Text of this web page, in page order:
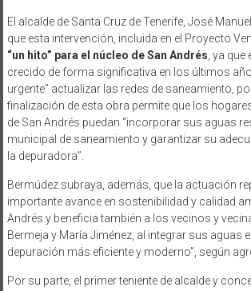
El alcalde de Santa Cruz de Tenerife, José
que esta intervención, incluida en el Proyecto
“un hito” para el núcleo de San Andrés , ya
crecido de forma significativa en los últimos
urgente” actualizar las redes de saneamiento,
finalización de esta obra permite que los
de San Andrés puedan “incorporar sus aguas
municipal de saneamiento y garantizar su
la depuradora”.
Bermúdez subraya, además, que la actuación
importante avance en sostenibilidad y calidad
Andrés y beneficia también a los vecinos y
Bermeja y María Jiménez, al integrar sus aguas
depuración más eficiente y moderno”, según
Por su parte, el primer teniente de alcalde y